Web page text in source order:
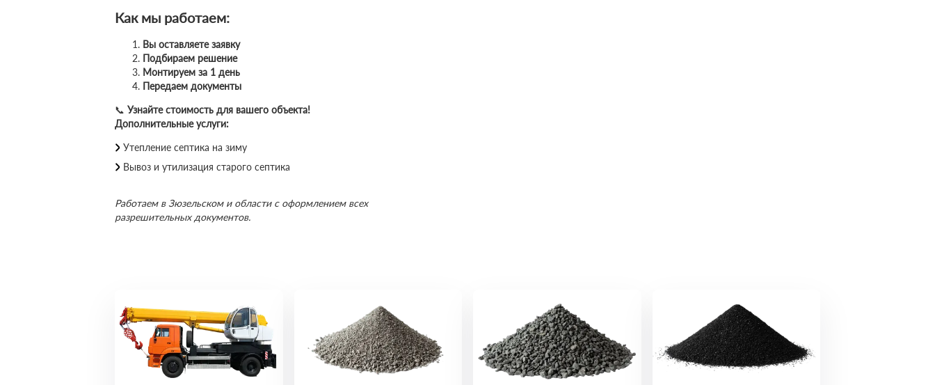
Как мы работаем:
Вы оставляете заявку
Подбираем решение
Монтируем за 1 день
Передаем документы
📞 Узнайте стоимость для вашего объекта!
Дополнительные услуги:
Утепление септика на зиму
Вывоз и утилизация старого септика
Работаем в Зюзельском и области с оформлением всех
разрешительных документов.